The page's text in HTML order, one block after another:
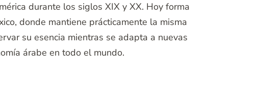
durante los siglos XIX y XX. Hoy forma
donde mantiene prácticamente la misma
su esencia mientras se adapta a nuevas
árabe en todo el mundo.